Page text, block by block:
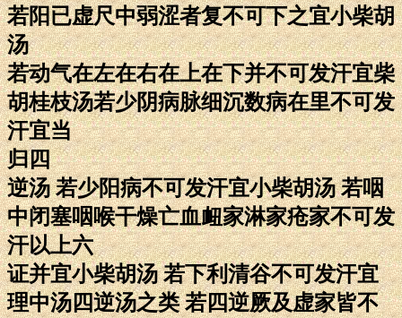
若阳已虚尺中弱涩者复不可下之宜小柴胡
汤
若动气在左在右在上在下并不可发汗宜柴
胡桂枝汤若少阴病脉细沉数病在里不可发
汗宜当
归四
逆汤 若少阳病不可发汗宜小柴胡汤 若咽
中闭塞咽喉干燥亡血衄家淋家疮家不可发
汗以上六
证并宜小柴胡汤 若下利清谷不可发汗宜
理中汤四逆汤之类 若四逆厥及虚家皆不